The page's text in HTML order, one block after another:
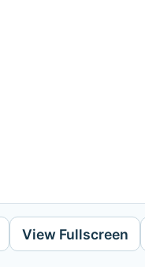
View Fullscreen